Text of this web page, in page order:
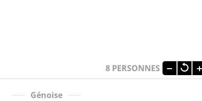
8 PERSONNES
Génoise